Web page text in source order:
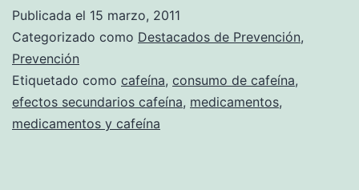
cafeína
los
medicamentos
Publicada el 15 marzo, 2011
Categorizado como Destacados de Prevención,
Prevención
Etiquetado como cafeína, consumo de cafeína,
efectos secundarios cafeína, medicamentos,
medicamentos y cafeína